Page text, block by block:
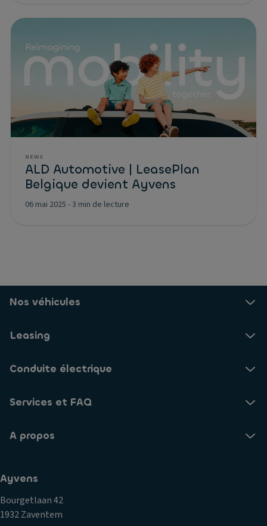
NEWS
ALD Automotive | LeasePlan
Belgique devient Ayvens
06 mai 2025 -3 min de lecture
Nos véhicules
Leasing
Conduite électrique
Services et FAQ
A propos
Ayvens
Bourgetlaan 42
1932 Zaventem